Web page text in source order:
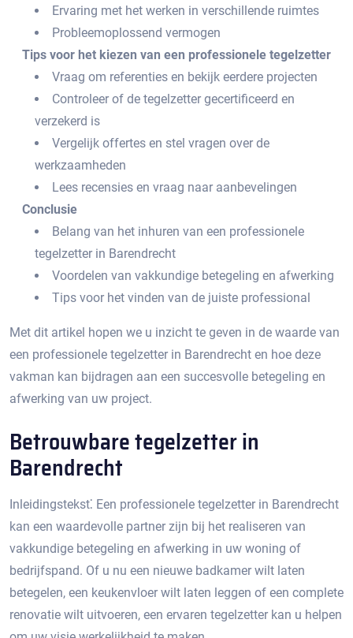
Ervaring met het werken in verschillende ruimtes
Probleemoplossend vermogen
Tips voor het kiezen van een professionele tegelzetter
Vraag om referenties en bekijk eerdere projecten
Controleer of de tegelzetter gecertificeerd en
verzekerd is
Vergelijk offertes en stel vragen over de
werkzaamheden
Lees recensies en vraag naar aanbevelingen
Conclusie
Belang van het inhuren van een professionele
tegelzetter in Barendrecht
Voordelen van vakkundige betegeling en afwerking
Tips voor het vinden van de juiste professional
Met dit artikel hopen we u inzicht te geven in de waarde van
een professionele tegelzetter in Barendrecht en hoe deze
vakman kan bijdragen aan een succesvolle betegeling en
afwerking van uw project.​
Betrouwbare tegelzetter in
Barendrecht
Inleidingstekst⁚ Een professionele tegelzetter in Barendrecht
kan een waardevolle partner zijn bij het realiseren van
vakkundige betegeling en afwerking in uw woning of
bedrijfspand.​ Of u nu een nieuwe badkamer wilt laten
betegelen, een keukenvloer wilt laten leggen of een complete
renovatie wilt uitvoeren, een ervaren tegelzetter kan u helpen